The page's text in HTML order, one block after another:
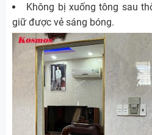
Không bị xuống tông sau
giữ được vẻ sáng bóng.